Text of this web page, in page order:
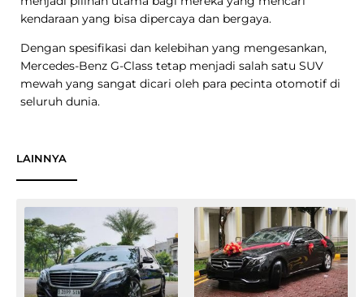
kendaraan yang bisa dipercaya dan bergaya.
Dengan spesifikasi dan kelebihan yang mengesankan,
Mercedes-Benz G-Class tetap menjadi salah satu SUV
mewah yang sangat dicari oleh para pecinta otomotif di
seluruh dunia.
LAINNYA